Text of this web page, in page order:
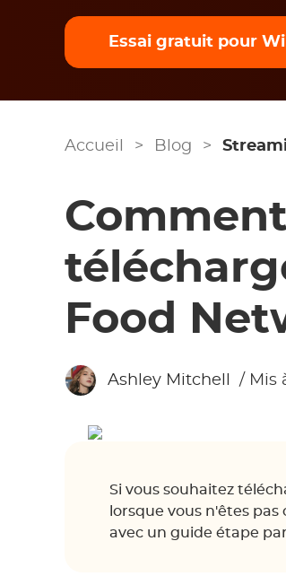
Essai gratuit pour
Accueil > Blog >
Food
Ashley Mitchell / Mis
Si vous souhaitez
lorsque vous n'êtes
avec un guide étape